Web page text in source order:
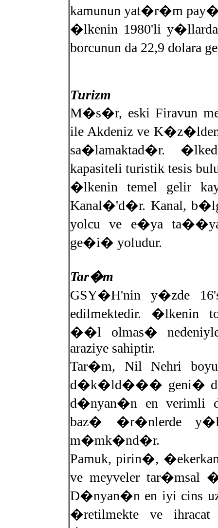
kamunun yat�r�m
�lkenin 1980'li
borcunun da 22,9
Turizm
M�s�r, eski Firavun
ile Akdeniz ve
sa�lamaktad�r.
kapasiteli turistik tesis
�lkenin temel gelir
Kanal�'d�r. Kanal,
yolcu ve e�ya
ge�i� yoludur.
Tar�m
GSY�H'nin y�zde
edilmektedir. �lkenin
��l olmas�
araziye sahiptir.
Tar�m, Nil Nehri
d�k�ld��� geni�
d�nyan�n en verimli
baz� �r�nlerde
m�mk�nd�r.
Pamuk, pirin�,
ve meyveler tar�msal
D�nyan�n en iyi cins
�retilmekte ve ihracat